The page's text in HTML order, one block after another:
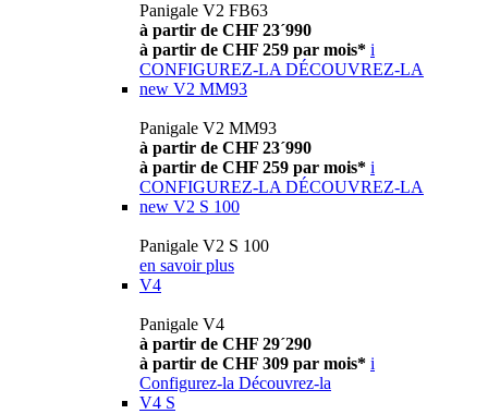
Panigale V2 FB63
à partir de CHF 23´990
à partir de CHF 259 par mois* i
CONFIGUREZ-LA DÉCOUVREZ-LA
new V2 MM93
Panigale V2 MM93
à partir de CHF 23´990
à partir de CHF 259 par mois* i
CONFIGUREZ-LA DÉCOUVREZ-LA
new V2 S 100
Panigale V2 S 100
en savoir plus
V4
Panigale V4
à partir de CHF 29´290
à partir de CHF 309 par mois* i
Configurez-la Découvrez-la
V4 S